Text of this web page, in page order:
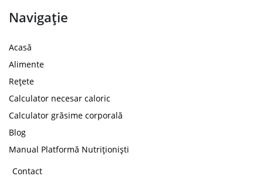
Navigație
Acasă
Alimente
Rețete
Calculator necesar caloric
Calculator grăsime corporală
Blog
Manual Platformă Nutriționiști
Contact